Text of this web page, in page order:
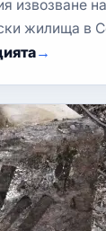
извозване
жилища в